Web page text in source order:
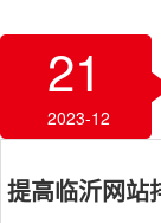
21
2023-12
提高临沂网站